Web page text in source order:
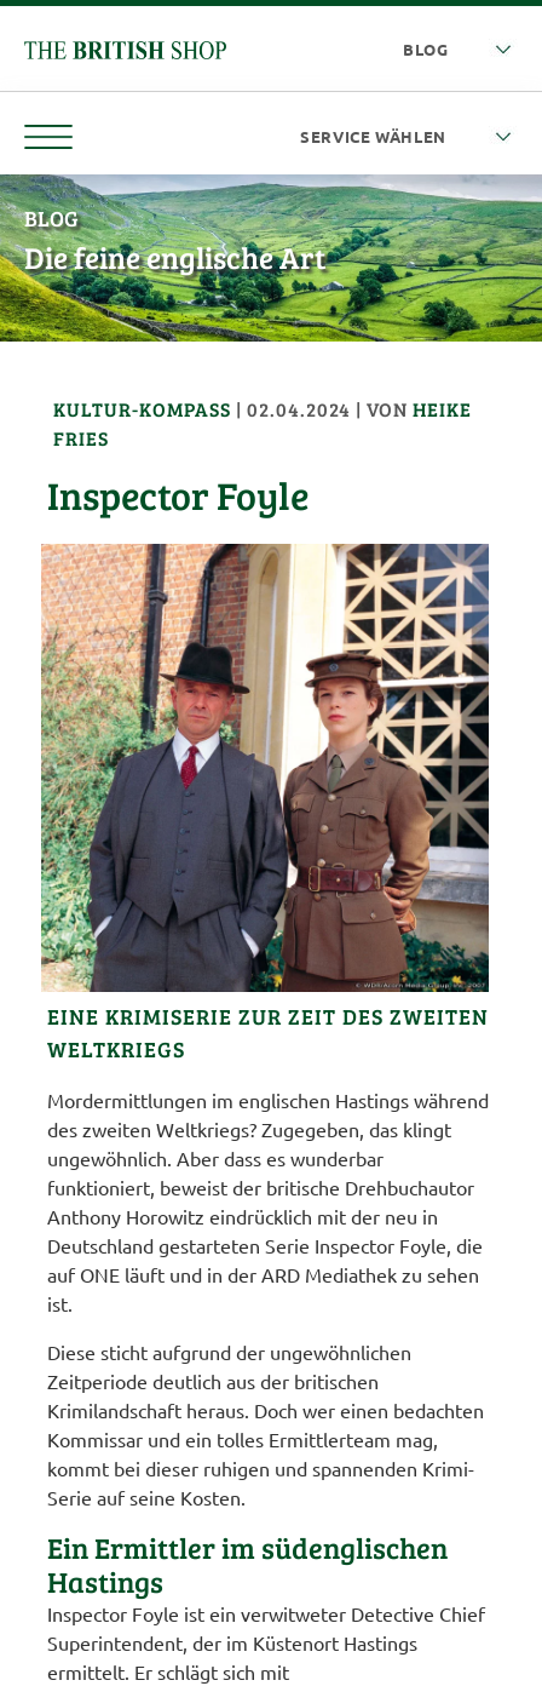
BLOG
Die feine englische Art
KULTUR-KOMPASS |02.04.2024 | VONHEIKE
FRIES
Inspector Foyle
EINE KRIMISERIE ZUR ZEIT DES ZWEITEN
WELTKRIEGS
Mordermittlungen im englischen Hastings während
des zweiten Weltkriegs? Zugegeben, das klingt
ungewöhnlich. Aber dass es wunderbar
funktioniert, beweist der britische Drehbuchautor
Anthony Horowitz eindrücklich mit der neu in
Deutschland gestarteten Serie Inspector Foyle, die
auf ONE läuft und in der ARD Mediathek zu sehen
ist.
Diese sticht aufgrund der ungewöhnlichen
Zeitperiode deutlich aus der britischen
Krimilandschaft heraus. Doch wer einen bedachten
Kommissar und ein tolles Ermittlerteam mag,
kommt bei dieser ruhigen und spannenden Krimi-
Serie auf seine Kosten.
Ein Ermittler im südenglischen
Hastings
Inspector Foyle ist ein verwitweter Detective Chief
Superintendent, der im Küstenort Hastings
ermittelt. Er schlägt sich mit